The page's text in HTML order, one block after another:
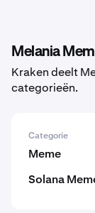
Melania
Kraken deelt
categorieën.
Categorie
Meme
Solana